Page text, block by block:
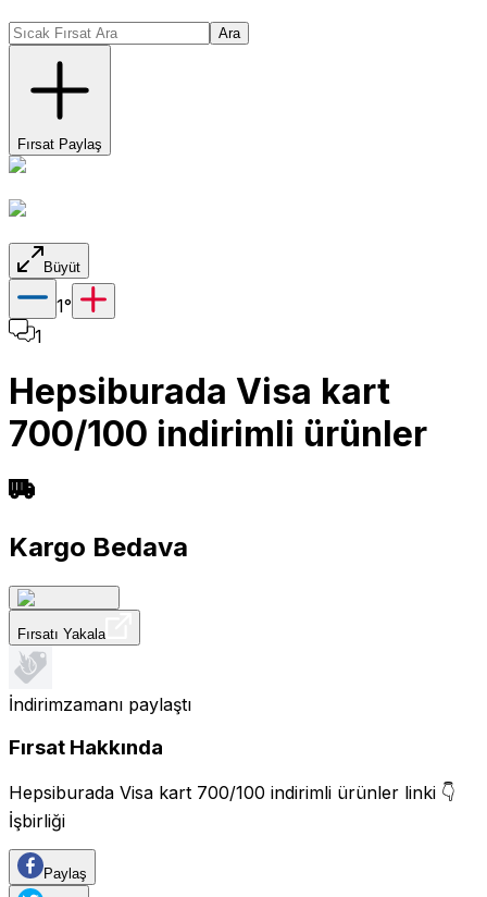
Ara
Fırsat Paylaş
Büyüt
1°
1
Hepsiburada Visa kart
700/100 indirimli ürünler
Kargo Bedava
Fırsatı Yakala
İndirimzamanı paylaştı
Fırsat Hakkında
Hepsiburada Visa kart 700/100 indirimli ürünler linki 👇
İşbirliği
Paylaş